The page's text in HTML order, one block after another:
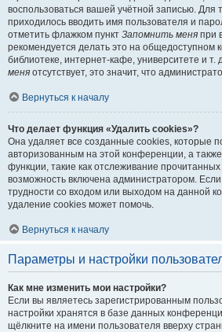
воспользоваться вашей учётной записью. Для
приходилось вводить имя пользователя и
отметить флажком пункт Запомнить меня при
рекомендуется делать это на общедоступном
библиотеке, интернет-кафе, университете и т.
меня отсутствует, это значит, что
Вернуться к началу
Что делает функция «Удалить cookies»?
Она удаляет все созданные cookies, которые
авторизованным на этой конференции, а
функции, такие как отслеживание
возможность включена администратором.
трудности со входом или выходом на данной
удаление cookies может помочь.
Вернуться к началу
Параметры и настройки
Как мне изменить мои настройки?
Если вы являетесь зарегистрированным
настройки хранятся в базе данных
щёлкните на имени пользователя вверху